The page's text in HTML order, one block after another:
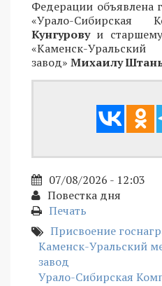
Федерации
«Урало-Сибирская
Кунгуровуи старшему
«Каменск-
завод» Михаилу
07/08/2026 - 12:03
Повестка дня
Печать
Присвоение
Каменск-Уральский
завод
Урало-Сибирская